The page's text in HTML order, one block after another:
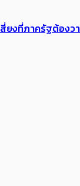
ยงที่ภาครัฐต้อง